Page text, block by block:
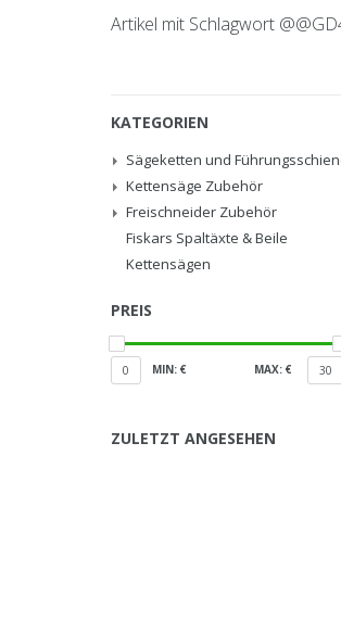
Artikel mit Schlagwort
KATEGORIEN
Sägeketten und
Kettensäge Zubehör
Freischneider Zubehör
Fiskars Spaltäxte & Beile
Kettensägen
PREIS
0 MIN: € MAX: € 30
ZULETZT ANGESEHEN